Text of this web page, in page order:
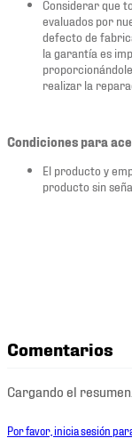
Considerar que
evaluados por
defecto de
la garantía es
realizar la
Condiciones para
El producto y
producto sin
Comentarios
Cargando el resumen…
Por favor, inicia sesión